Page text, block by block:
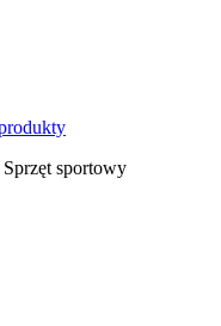
Sprzęt sportowy